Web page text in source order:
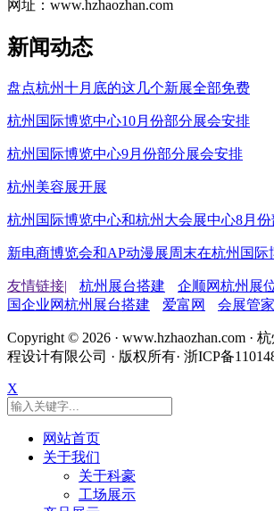
网址：www.hzhaozhan.com
新闻动态
盘点杭州十月底的这几个新展全部免费
杭州国际博览中心10月份部分展会安排
杭州国际博览中心9月份部分展会安排
杭州美容展开展
杭州国际博览中心和杭州大会展中心8月
新电商博览会和AP动漫展周末在杭州国际
友情链接| 杭州展台搭建 企顺网杭州展
国企业网杭州展台搭建
爱富网 会展管家
Copyright © 2026 · www.hzhaozhan.com ·
程设计有限公司 · 版权所有· 浙ICP备
X
网站首页
关于我们
关于科豪
工场展示